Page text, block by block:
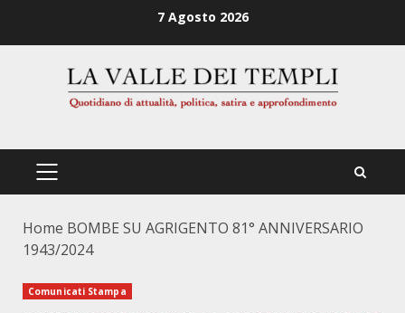
7 Agosto 2026
PRIMÄRES
Home BOMBE SU AGRIGENTO 81° ANNIVERSARIO
1943/2024
Comunicati Stampa